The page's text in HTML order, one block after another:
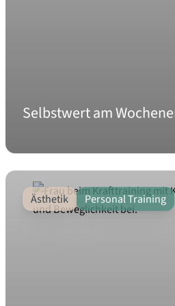
Selbstwert am
Ästhetik Personal Training